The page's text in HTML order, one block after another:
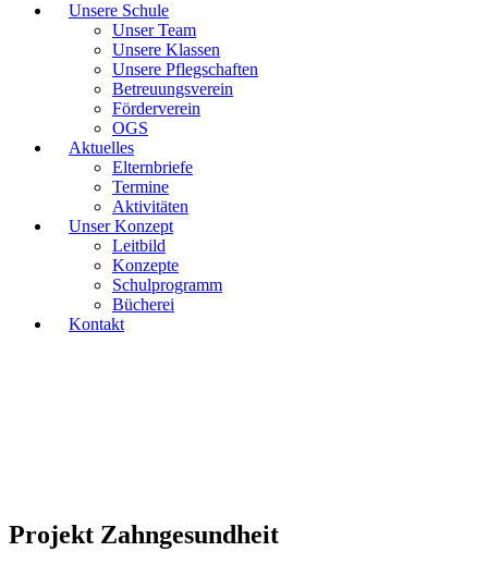
Unsere Schule
Unser Team
Unsere Klassen
Unsere Pflegschaften
Betreuungsverein
Förderverein
OGS
Aktuelles
Elternbriefe
Termine
Aktivitäten
Unser Konzept
Leitbild
Konzepte
Schulprogramm
Bücherei
Kontakt
Projekt Zahngesundheit